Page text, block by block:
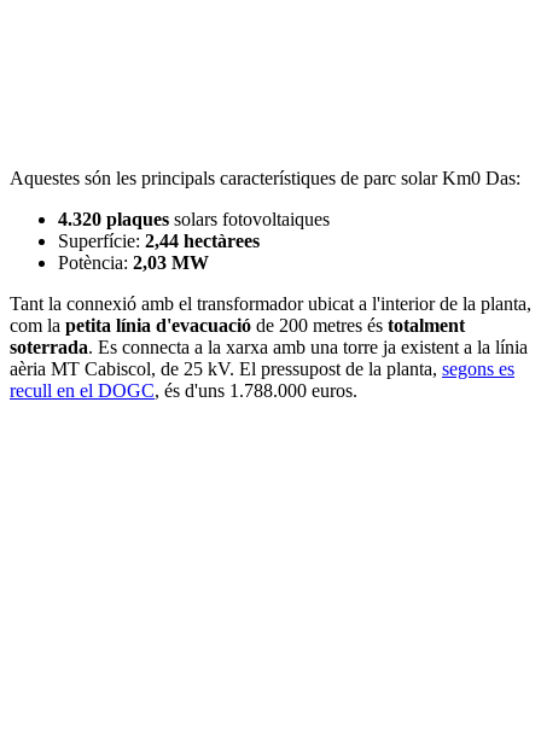
Aquestes són les principals característiques de parc solar Km0 Das:
4.320 plaques solars fotovoltaiques
Superfície: 2,44 hectàrees
Potència: 2,03 MW
Tant la connexió amb el transformador ubicat a l'interior de la planta,
com la petita línia d'evacuació de 200 metres és totalment
soterrada. Es connecta a la xarxa amb una torre ja existent a la línia
aèria MT Cabiscol, de 25 kV. El pressupost de la planta, segons es
recull en el DOGC, és d'uns 1.788.000 euros.